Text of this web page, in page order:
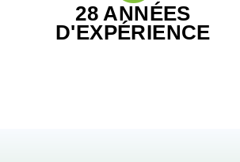
28 ANNÉES
D'EXPÉRIENCE